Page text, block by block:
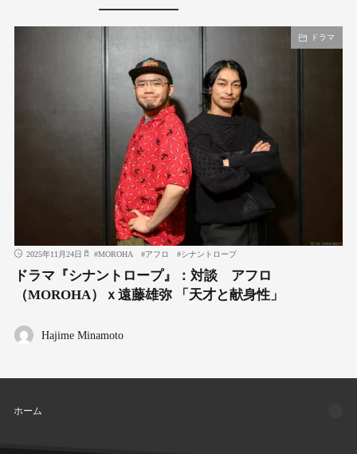
ドラマ
2025年11月24日 #MOROHA #アフロ #シナントロープ
ドラマ『シナントロープ』：対談 アフロ
（MOROHA）ｘ遠藤雄弥 「天才と献身性」
Hajime Minamoto
ホーム